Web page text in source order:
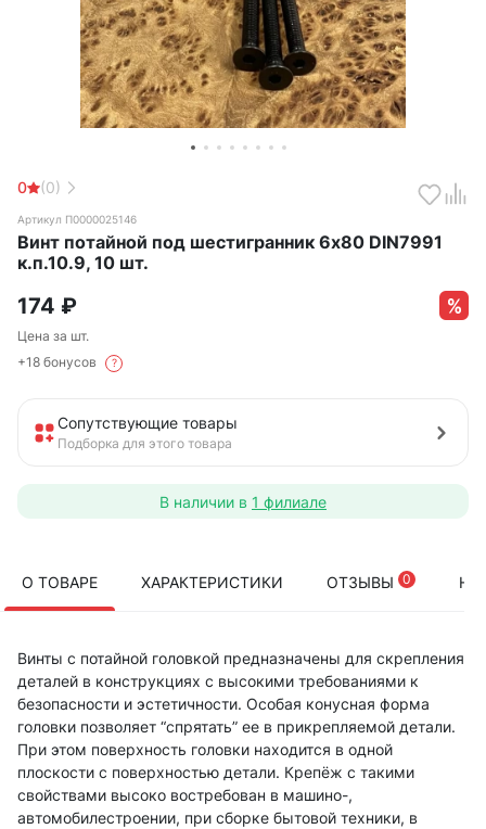
0 (0)
Артикул П0000025146
Винт потайной под шестигранник 6х80 DIN7991
к.п.10.9, 10 шт.
174 ₽
Цена за шт.
+18 бонусов
?
Сопутствующие товары
Подборка для этого товара
В наличии в 1 филиале
О ТОВАРЕ ХАРАКТЕРИСТИКИ ОТЗЫВЫ 0
Винты с потайной головкой предназначены для скрепления
деталей в конструкциях с высокими требованиями к
безопасности и эстетичности. Особая конусная форма
головки позволяет “спрятать” ее в прикрепляемой детали.
При этом поверхность головки находится в одной
плоскости с поверхностью детали. Крепёж с такими
свойствами высоко востребован в машино-,
автомобилестроении, при сборке бытовой техники, в